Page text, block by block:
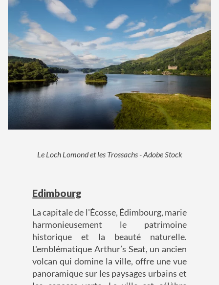
Le Loch Lomond et les Trossachs - Adobe Stock
Edimbourg
La capitale de l'Écosse, Édimbourg, marie
harmonieusement le patrimoine
historique et la beauté naturelle.
L'emblématique Arthur’s Seat, un ancien
volcan qui domine la ville, offre une vue
panoramique sur les paysages urbains et